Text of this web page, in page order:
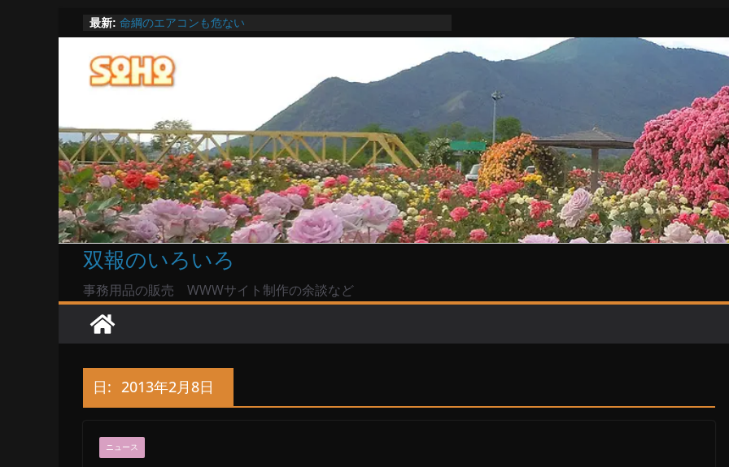
ン
へ
ス
キ
ッ
プ
最新: い」で良いのか
命綱のエアコンも危ない
お盆は関東・東北で平年より低い気温に お盆明けはまた暑い
Windowsユーザーは公共の共有Wi-Fiは使うな?
高市首相とは隙間風が吹く鈴木憲和農水相
双報のいろいろ
事務用品の販売 WWWサイト制作の余談など
日: 2013年2月8日
ニュース